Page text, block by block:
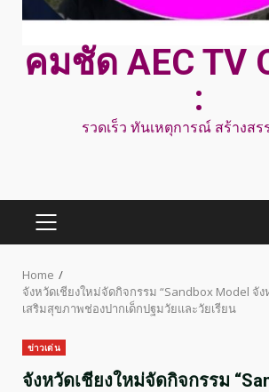
คมชัด AEC TV
:
รวดเร็ว ทันเหตุการณ์ สร้างส
PRIMARY
Home
จังหวัดเชียงใหม่จัดกิจกรรม “Sandbox Model จั
เสริมสุขภาพช่องปากเด็กปฐมวัยและวัยเรียน
ข่าวเด่น
จังหวัดเชียงใหม่จัดกิจกรรม